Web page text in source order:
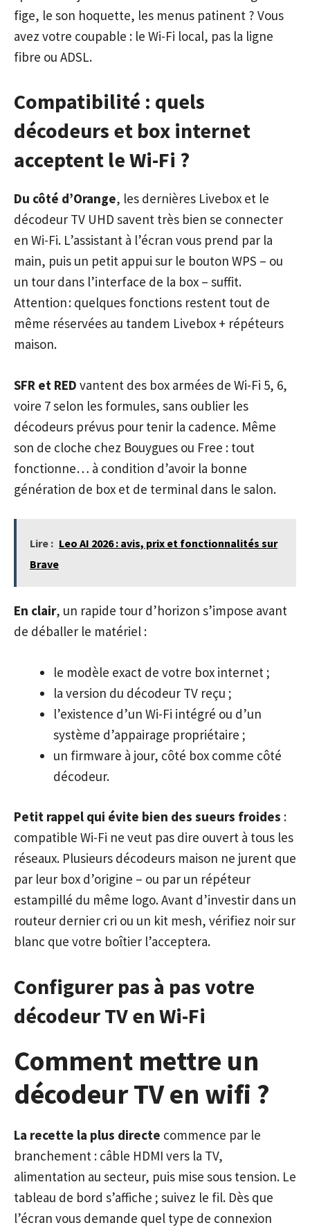
fige, le son hoquette, les menus patinent ? Vous
avez votre coupable : le Wi-Fi local, pas la ligne
fibre ou ADSL.
Compatibilité : quels
décodeurs et box internet
acceptent le Wi-Fi ?
Du côté d’Orange, les dernières Livebox et le
décodeur TV UHD savent très bien se connecter
en Wi-Fi. L’assistant à l’écran vous prend par la
main, puis un petit appui sur le bouton WPS – ou
un tour dans l’interface de la box – suffit.
Attention : quelques fonctions restent tout de
même réservées au tandem Livebox + répéteurs
maison.
SFR et RED vantent des box armées de Wi-Fi 5, 6,
voire 7 selon les formules, sans oublier les
décodeurs prévus pour tenir la cadence. Même
son de cloche chez Bouygues ou Free : tout
fonctionne… à condition d’avoir la bonne
génération de box et de terminal dans le salon.
Lire : Leo AI 2026 : avis, prix et fonctionnalités sur
Brave
En clair, un rapide tour d’horizon s’impose avant
de déballer le matériel :
le modèle exact de votre box internet ;
la version du décodeur TV reçu ;
l’existence d’un Wi-Fi intégré ou d’un
système d’appairage propriétaire ;
un firmware à jour, côté box comme côté
décodeur.
Petit rappel qui évite bien des sueurs froides :
compatible Wi-Fi ne veut pas dire ouvert à tous les
réseaux. Plusieurs décodeurs maison ne jurent que
par leur box d’origine – ou par un répéteur
estampillé du même logo. Avant d’investir dans un
routeur dernier cri ou un kit mesh, vérifiez noir sur
blanc que votre boîtier l’acceptera.
Configurer pas à pas votre
décodeur TV en Wi-Fi
Comment mettre un
décodeur TV en wifi ?
La recette la plus directe commence par le
branchement : câble HDMI vers la TV,
alimentation au secteur, puis mise sous tension. Le
tableau de bord s’affiche ; suivez le fil. Dès que
l’écran vous demande quel type de connexion